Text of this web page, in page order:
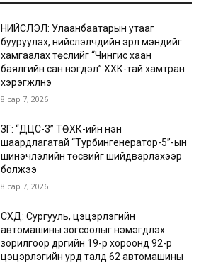
НИЙСЛЭЛ: Улаанбаатарын утааг
бууруулах, нийслэлчүүдийн эрүүл мэндийг
хамгаалах төслийг “Чингис хаан
баялгийн сан нэгдэл” ХХК-тай хамтран
хэрэгжүүлнэ
8 сар 7, 2026
ЗГ: “ДЦС-3” ТӨХК-ийн нэн
шаардлагатай “Турбингенератор-5”-ын
шинэчлэлийн төсвийг шийдвэрлэхээр
болжээ
8 сар 7, 2026
СХД: Сургууль, цэцэрлэгийн
автомашины зогсоолыг нэмэгдүүлэх
зорилгоор дүүргийн 19-р хороонд 92-р
цэцэрлэгийн урд талд 62 автомашины